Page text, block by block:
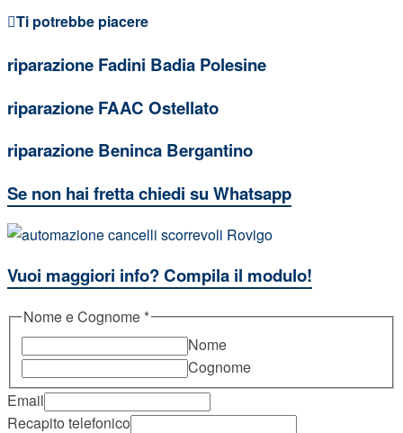
Ti potrebbe piacere
riparazione Fadini Badia Polesine
riparazione FAAC Ostellato
riparazione Beninca Bergantino
Se non hai fretta chiedi su Whatsapp
Vuoi maggiori info? Compila il modulo!
Nome e Cognome *
Nome
Cognome
Email
Recapito telefonico